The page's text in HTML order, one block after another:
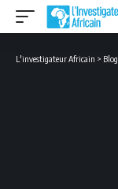
L'investigateur Africain > Blog